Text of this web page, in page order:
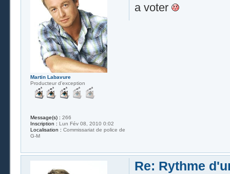
a voter
Martin Labavure
Producteur d'exception
Message(s) : 266
Inscription : Lun Fév 08, 2010 0:02
Localisation : Commissariat de police de
G-M
Re: Rythme